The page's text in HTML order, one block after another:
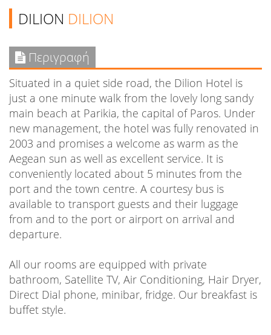
DILION DILION
Περιγραφή
Situated in a quiet side road, the Dilion Hotel is
just a one minute walk from the lovely long sandy
main beach at Parikia, the capital of Paros. Under
new management, the hotel was fully renovated in
2003 and promises a welcome as warm as the
Aegean sun as well as excellent service. It is
conveniently located about 5 minutes from the
port and the town centre. A courtesy bus is
available to transport guests and their luggage
from and to the port or airport on arrival and
departure.
All our rooms are equipped with private
bathroom, Satellite TV, Air Conditioning, Hair Dryer,
Direct Dial phone, minibar, fridge. Our breakfast is
buffet style.